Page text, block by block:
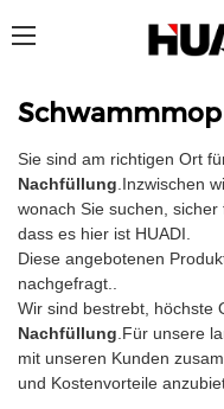
Sie sind am richtigen Ort
Nachfüllung.Inzwischen
wonach Sie suchen,
dass es hier ist HUADI.
Diese angebotenen
nachgefragt..
Wir sind bestrebt, höchste
Nachfüllung.Für unsere
mit unseren Kunden
und Kostenvorteile